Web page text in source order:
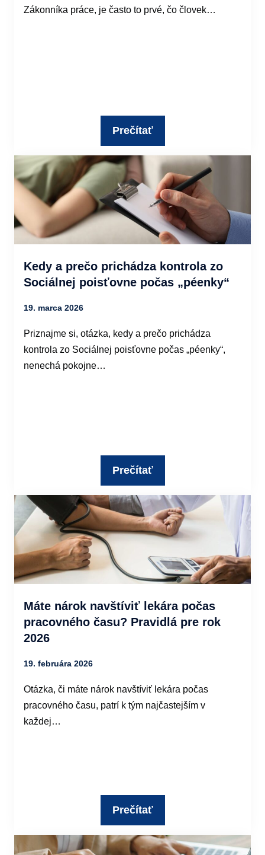
Zákonníka práce, je často to prvé, čo človek…
Prečítať
Kedy a prečo prichádza kontrola zo
Sociálnej poisťovne počas „péenky“
19. marca 2026
Priznajme si, otázka, kedy a prečo prichádza
kontrola zo Sociálnej poisťovne počas „péenky“,
nenechá pokojne…
Prečítať
Máte nárok navštíviť lekára počas
pracovného času? Pravidlá pre rok
2026
19. februára 2026
Otázka, či máte nárok navštíviť lekára počas
pracovného času, patrí k tým najčastejším v
každej…
Prečítať